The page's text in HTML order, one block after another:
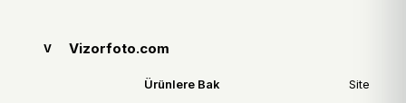
V Vizorfoto.com
Ürünlere Bak Site